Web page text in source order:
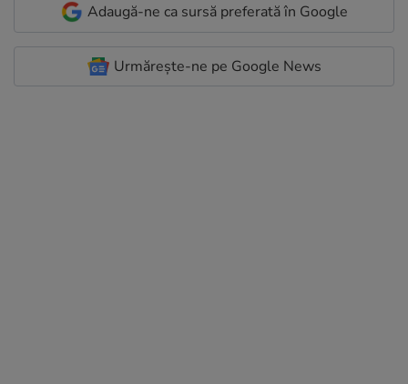
Adaugă-ne ca sursă preferată în Google
Urmărește-ne pe Google News